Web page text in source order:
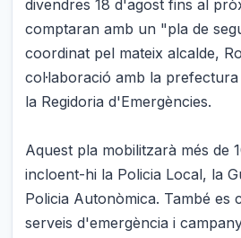
divendres 18 d'agost fins al
comptaran amb un "pla de
coordinat pel mateix alcalde,
col·laboració amb la
la Regidoria d'Emergències.
Aquest pla mobilitzarà més de
incloent-hi la Policia Local, la
Policia Autonòmica. També es
serveis d'emergència i